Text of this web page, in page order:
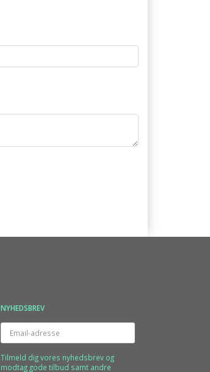
NYHEDSBREV
Email-
adresse
Tilmeld dig vores nyhedsbrev og
modtag gode tilbud samt andre